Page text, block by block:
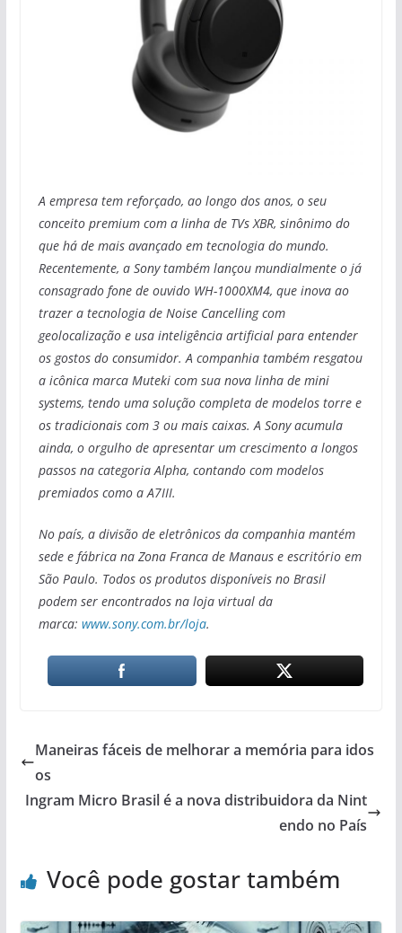
A empresa tem reforçado, ao longo dos anos, o seu
conceito premium com a linha de TVs XBR, sinônimo do
que há de mais avançado em tecnologia do mundo.
Recentemente, a Sony também lançou mundialmente o já
consagrado fone de ouvido WH-1000XM4, que inova ao
trazer a tecnologia de Noise Cancelling com
geolocalização e usa inteligência artificial para entender
os gostos do consumidor. A companhia também resgatou
a icônica marca Muteki com sua nova linha de mini
systems, tendo uma solução completa de modelos torre e
os tradicionais com 3 ou mais caixas. A Sony acumula
ainda, o orgulho de apresentar um crescimento a longos
passos na categoria Alpha, contando com modelos
premiados como a A7III.
No país, a divisão de eletrônicos da companhia mantém
sede e fábrica na Zona Franca de Manaus e escritório em
São Paulo. Todos os produtos disponíveis no Brasil
podem ser encontrados na loja virtual da
marca: www.sony.com.br/loja.
Maneiras fáceis de melhorar a memória para idos
os
Ingram Micro Brasil é a nova distribuidora da Nint
endo no País
Você pode gostar também